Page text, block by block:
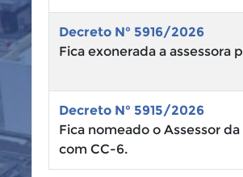
Decreto N° 5916/2026
Fica exonerada a assessora
Decreto N° 5915/2026
Fica nomeado o Assessor
com CC-6.